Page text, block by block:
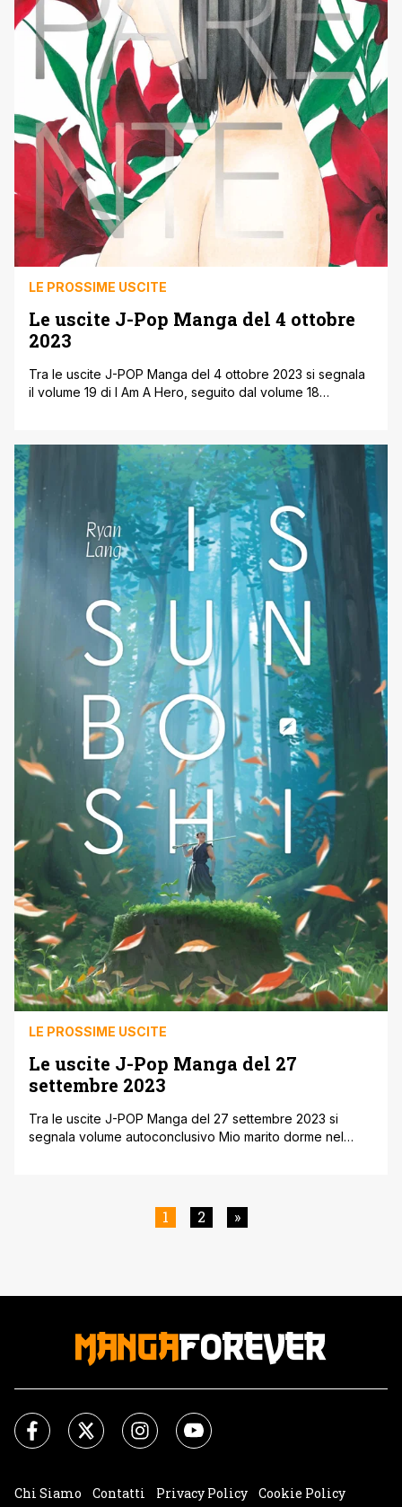
LE PROSSIME USCITE
Le uscite J-Pop Manga del 4 ottobre
2023
Tra le uscite J-POP Manga del 4 ottobre 2023 si segnala
il volume 19 di I Am A Hero, seguito dal volume 18
can’t communicate. Si prosegue con Ping Pong di Taiyo
Matsumoto. In arrivo, [']
LE PROSSIME USCITE
Le uscite J-Pop Manga del 27
settembre 2023
Tra le uscite J-POP Manga del 27 settembre 2023 si
segnala volume autoconclusivo Mio marito dorme nel
realtà è tragicamente distante dalle sue rosee fantasie e il
1 2 »
Chi Siamo Contatti Privacy Policy Cookie Policy